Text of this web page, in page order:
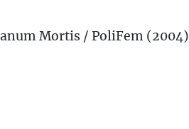
Mortis / PoliFem (2004)